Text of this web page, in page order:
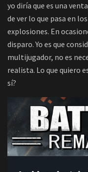
yo diría que es una
de ver lo que pasa en
explosiones. En
disparo. Yo es que
multijugador, no es
realista. Lo que quiero
sí?